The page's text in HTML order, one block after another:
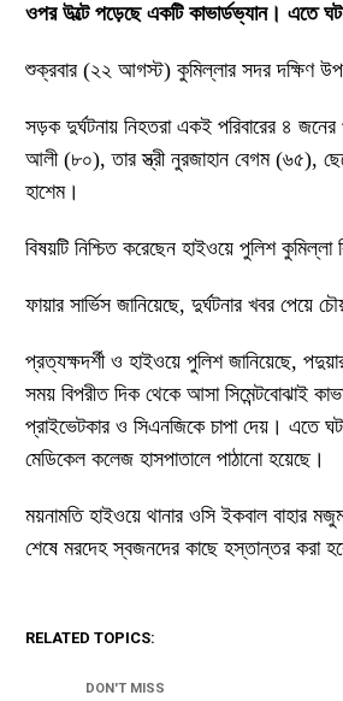
ওপর উল্টে পড়েছে একটি কাভার্ডভ্যান। এতে
শুক্রবার (২২ আগস্ট) কুমিল্লার সদর দক্ষিণ
সড়ক দুর্ঘটনায় নিহতরা একই পরিবারের ৪
আলী (৮০), তার স্ত্রী নুরজাহান বেগম (৬৫),
হাশেম।
বিষয়টি নিশ্চিত করেছেন হাইওয়ে পুলিশ
ফায়ার সার্ভিস জানিয়েছে, দুর্ঘটনার খবর পেয়ে
প্রত্যক্ষদর্শী ও হাইওয়ে পুলিশ জানিয়েছে,
সময় বিপরীত দিক থেকে আসা সিমেন্টবোঝাই
প্রাইভেটকার ও সিএনজিকে চাপা দেয়। এতে
মেডিকেল কলেজ হাসপাতালে পাঠানো হয়েছে।
ময়নামতি হাইওয়ে থানার ওসি ইকবাল বাহার
শেষে মরদেহ স্বজনদের কাছে হস্তান্তর করা
RELATED TOPICS:
DON'T MISS